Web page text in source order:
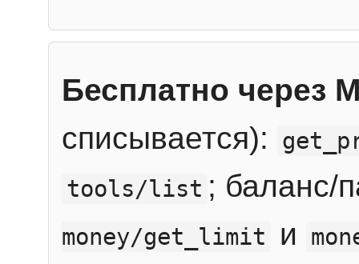
Бесплатно через
списывается):
tools/list ; баланс/
money/get_limit и